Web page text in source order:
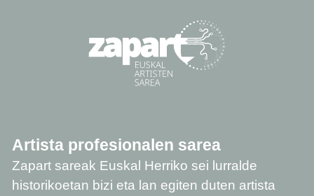
Artista profesionalen sarea
Zapart sareak Euskal Herriko sei lurralde
historikoetan bizi eta lan egiten duten artista